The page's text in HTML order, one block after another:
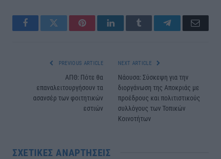
FacebookTwitter PinterestLinkedInTumblr TelegramEmail
PREVIOUS ARTICLE
ΑΠΘ: Πότε θα
επαναλειτουργήσουν τα
ασανσέρ των φοιτητικών
εστιών
NEXT ARTICLE
Νάουσα: Σύσκεψη για την
διοργάνωση της Αποκριάς με
προέδρους και πολιτιστικούς
συλλόγους των Τοπικών
Κοινοτήτων
ΣΧΕΤΙΚΈΣ ΑΝΑΡΤΉΣΕΙΣ